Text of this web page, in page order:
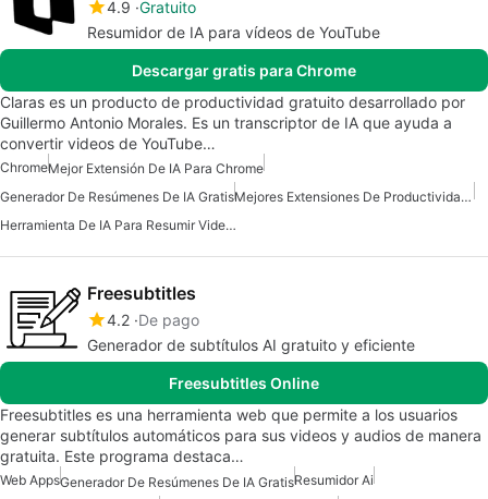
4.9 Gratuito
Resumidor de IA para vídeos de YouTube
Descargar gratis para Chrome
Claras es un producto de productividad gratuito desarrollado por
Guillermo Antonio Morales. Es un transcriptor de IA que ayuda a
convertir videos de YouTube…
ChromeMejor Extensión De IA Para Chrome
Generador De Resúmenes De IA Gratis
Mejores Extensiones De Productividad Para Chrome
Herramienta De IA Para Resumir Videos De YouTube
Freesubtitles
4.2 De pago
Generador de subtítulos AI gratuito y eficiente
Freesubtitles Online
Freesubtitles es una herramienta web que permite a los usuarios
generar subtítulos automáticos para sus videos y audios de manera
gratuita. Este programa destaca…
Web AppsGenerador De Resúmenes De IA GratisResumidor Ai